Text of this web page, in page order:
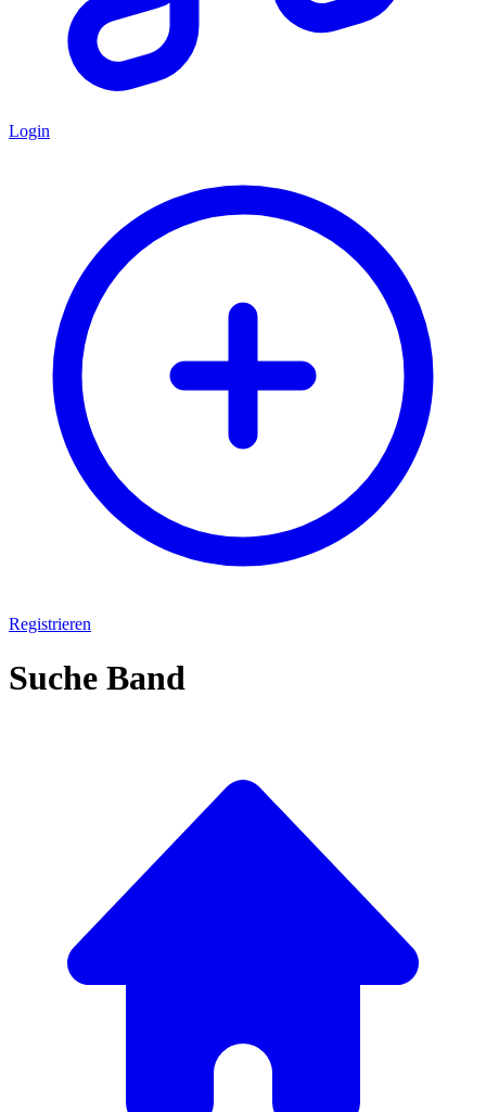
Login
Registrieren
Suche Band